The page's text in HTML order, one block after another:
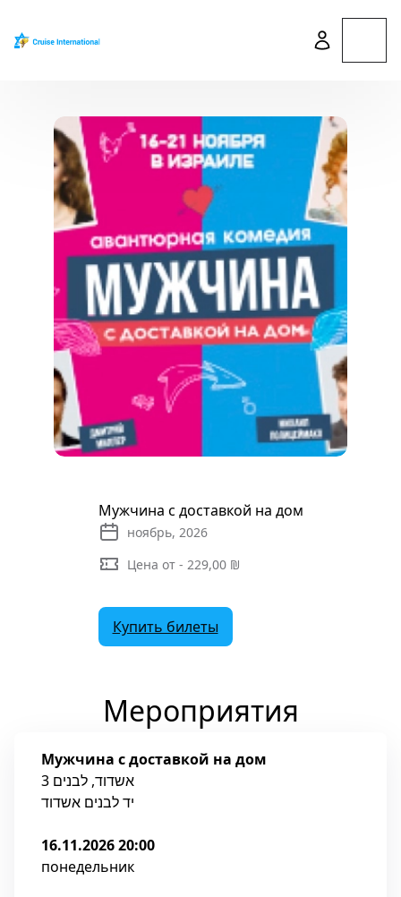
Мужчина с доставкой на дом
ноябрь, 2026
Цена от - 229,00 ₪
Купить билеты
Мероприятия
Мужчина с доставкой на дом
אשדוד, לבנים 3
יד לבנים אשדוד
16.11.2026 20:00
понедельник